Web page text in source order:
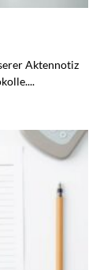
Aktennotiz